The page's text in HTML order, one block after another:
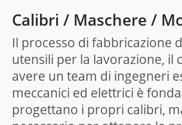
Calibri / Maschere /
Il processo di fabbricazione
utensili per la lavorazione, il
avere un team di ingegneri
meccanici ed elettrici è
progettano i propri calibri,